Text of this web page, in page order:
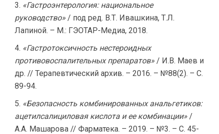
«Гастроэнтерология: национальное
руководство» / под ред. В.Т. Ивашкина, Т.Л.
Лапиной. – М.: ГЭОТАР-Медиа, 2018.
«Гастротоксичность нестероидных
противовоспалительных препаратов» / И.В. Маев и
др. // Терапевтический архив. – 2016. – №88(2). – С.
89-94.
«Безопасность комбинированных анальгетиков:
ацетилсалициловая кислота и ее комбинации» /
А.А. Машарова // Фарматека. – 2019. – №3. – С. 45-